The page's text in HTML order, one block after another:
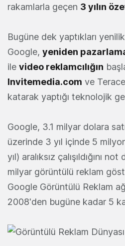
rakamlarla geçen 3 yılın
Bugüne dek yaptıkları
Google, yeniden
ile video reklamcılığın
Invitemedia.com ve
katarak yaptığı teknolojik
Google, 3.1 milyar dolara
üzerinde 3 yıl içinde 5
yıl) aralıksız çalışıldığını
milyar görüntülü reklam
Google Görüntülü Reklam
2008'den bugüne kadar 5